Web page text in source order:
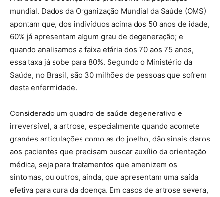
mundial. Dados da Organização Mundial da Saúde (OMS)
apontam que, dos indivíduos acima dos 50 anos de idade,
60% já apresentam algum grau de degeneração; e
quando analisamos a faixa etária dos 70 aos 75 anos,
essa taxa já sobe para 80%. Segundo o Ministério da
Saúde, no Brasil, são 30 milhões de pessoas que sofrem
desta enfermidade.
Considerado um quadro de saúde degenerativo e
irreversível, a artrose, especialmente quando acomete
grandes articulações como as do joelho, dão sinais claros
aos pacientes que precisam buscar auxílio da orientação
médica, seja para tratamentos que amenizem os
sintomas, ou outros, ainda, que apresentam uma saída
efetiva para cura da doença. Em casos de artrose severa,